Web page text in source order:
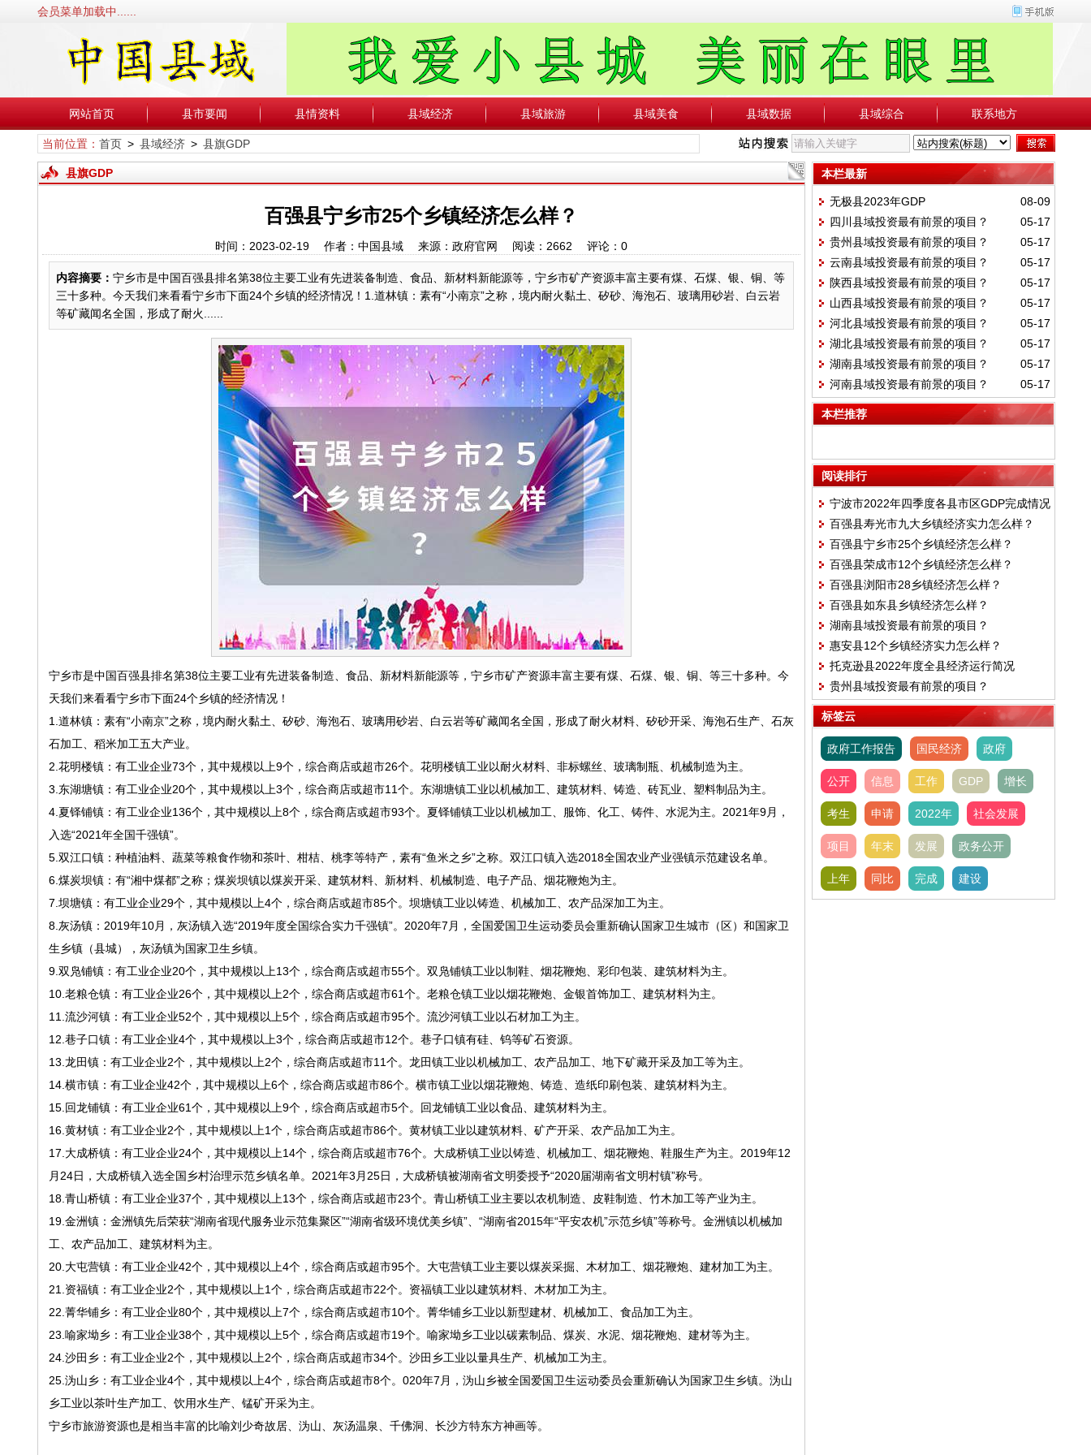
会员菜单加载中......
网站首页 县市要闻 县情资料 县域经济 县域旅游 县域美食 县域数据 县域综合 联系地方
当前位置： 首页> 县域经济> 县旗GDP
县旗GDP
百强县宁乡市25个乡镇经济怎么样？
时间：2023-02-19 作者：中国县域 来源：政府官网 阅读： 2662 评论： 0
内容摘要： 宁乡市是中国百强县排名第38位主要工业有先进装备制造、食品、新材料新能源等，宁乡市矿产资源丰富主要有煤、石煤、银、铜、等
三十多种。今天我们来看看宁乡市下面24个乡镇的经济情况！1.道林镇：素有“小南京”之称，境内耐火黏土、矽砂、海泡石、玻璃用砂岩、白云岩
等矿藏闻名全国，形成了耐火......
宁乡市是中国百强县排名第38位主要工业有先进装备制造、食品、新材料新能源等，宁乡市矿产资源丰富主要有煤、石煤、银、铜、等三十多种。今
天我们来看看宁乡市下面24个乡镇的经济情况！
1.道林镇：素有“小南京”之称，境内耐火黏土、矽砂、海泡石、玻璃用砂岩、白云岩等矿藏闻名全国，形成了耐火材料、矽砂开采、海泡石生产、石灰
石加工、稻米加工五大产业。
2.花明楼镇：有工业企业73个，其中规模以上9个，综合商店或超市26个。花明楼镇工业以耐火材料、非标螺丝、玻璃制瓶、机械制造为主。
3.东湖塘镇：有工业企业20个，其中规模以上3个，综合商店或超市11个。东湖塘镇工业以机械加工、建筑材料、铸造、砖瓦业、塑料制品为主。
4.夏铎铺镇：有工业企业136个，其中规模以上8个，综合商店或超市93个。夏铎铺镇工业以机械加工、服饰、化工、铸件、水泥为主。2021年9月，
入选“2021年全国千强镇”。
5.双江口镇：种植油料、蔬菜等粮食作物和茶叶、柑桔、桃李等特产，素有“鱼米之乡”之称。双江口镇入选2018全国农业产业强镇示范建设名单。
6.煤炭坝镇：有“湘中煤都”之称；煤炭坝镇以煤炭开采、建筑材料、新材料、机械制造、电子产品、烟花鞭炮为主。
7.坝塘镇：有工业企业29个，其中规模以上4个，综合商店或超市85个。坝塘镇工业以铸造、机械加工、农产品深加工为主。
8.灰汤镇：2019年10月，灰汤镇入选“2019年度全国综合实力千强镇”。2020年7月，全国爱国卫生运动委员会重新确认国家卫生城市（区）和国家卫
生乡镇（县城），灰汤镇为国家卫生乡镇。
9.双凫铺镇：有工业企业20个，其中规模以上13个，综合商店或超市55个。双凫铺镇工业以制鞋、烟花鞭炮、彩印包装、建筑材料为主。
10.老粮仓镇：有工业企业26个，其中规模以上2个，综合商店或超市61个。老粮仓镇工业以烟花鞭炮、金银首饰加工、建筑材料为主。
11.流沙河镇：有工业企业52个，其中规模以上5个，综合商店或超市95个。流沙河镇工业以石材加工为主。
12.巷子口镇：有工业企业4个，其中规模以上3个，综合商店或超市12个。巷子口镇有硅、钨等矿石资源。
13.龙田镇：有工业企业2个，其中规模以上2个，综合商店或超市11个。龙田镇工业以机械加工、农产品加工、地下矿藏开采及加工等为主。
14.横市镇：有工业企业42个，其中规模以上6个，综合商店或超市86个。横市镇工业以烟花鞭炮、铸造、造纸印刷包装、建筑材料为主。
15.回龙铺镇：有工业企业61个，其中规模以上9个，综合商店或超市5个。回龙铺镇工业以食品、建筑材料为主。
16.黄材镇：有工业企业2个，其中规模以上1个，综合商店或超市86个。黄材镇工业以建筑材料、矿产开采、农产品加工为主。
17.大成桥镇：有工业企业24个，其中规模以上14个，综合商店或超市76个。大成桥镇工业以铸造、机械加工、烟花鞭炮、鞋服生产为主。2019年12
月24日，大成桥镇入选全国乡村治理示范乡镇名单。2021年3月25日，大成桥镇被湖南省文明委授予“2020届湖南省文明村镇”称号。
18.青山桥镇：有工业企业37个，其中规模以上13个，综合商店或超市23个。青山桥镇工业主要以农机制造、皮鞋制造、竹木加工等产业为主。
19.金洲镇：金洲镇先后荣获“湖南省现代服务业示范集聚区”“湖南省级环境优美乡镇”、“湖南省2015年“平安农机”示范乡镇”等称号。金洲镇以机械加
工、农产品加工、建筑材料为主。
20.大屯营镇：有工业企业42个，其中规模以上4个，综合商店或超市95个。大屯营镇工业主要以煤炭采掘、木材加工、烟花鞭炮、建材加工为主。
21.资福镇：有工业企业2个，其中规模以上1个，综合商店或超市22个。资福镇工业以建筑材料、木材加工为主。
22.菁华铺乡：有工业企业80个，其中规模以上7个，综合商店或超市10个。菁华铺乡工业以新型建材、机械加工、食品加工为主。
23.喻家坳乡：有工业企业38个，其中规模以上5个，综合商店或超市19个。喻家坳乡工业以碳素制品、煤炭、水泥、烟花鞭炮、建材等为主。
24.沙田乡：有工业企业2个，其中规模以上2个，综合商店或超市34个。沙田乡工业以量具生产、机械加工为主。
25.沩山乡：有工业企业4个，其中规模以上4个，综合商店或超市8个。020年7月，沩山乡被全国爱国卫生运动委员会重新确认为国家卫生乡镇。沩山
乡工业以茶叶生产加工、饮用水生产、锰矿开采为主。
宁乡市旅游资源也是相当丰富的比喻刘少奇故居、沩山、灰汤温泉、千佛洞、长沙方特东方神画等。
本栏最新
08-09
无极县2023年GDP
05-17
四川县域投资最有前景的项目？
05-17
贵州县域投资最有前景的项目？
05-17
云南县域投资最有前景的项目？
05-17
陕西县域投资最有前景的项目？
05-17
山西县域投资最有前景的项目？
05-17
河北县域投资最有前景的项目？
05-17
湖北县域投资最有前景的项目？
05-17
湖南县域投资最有前景的项目？
05-17
河南县域投资最有前景的项目？
本栏推荐
阅读排行
宁波市2022年四季度各县市区GDP完成情况
百强县寿光市九大乡镇经济实力怎么样？
百强县宁乡市25个乡镇经济怎么样？
百强县荣成市12个乡镇经济怎么样？
百强县浏阳市28乡镇经济怎么样？
百强县如东县乡镇经济怎么样？
湖南县域投资最有前景的项目？
惠安县12个乡镇经济实力怎么样？
托克逊县2022年度全县经济运行简况
贵州县域投资最有前景的项目？
标签云
政府工作报告 国民经济 政府
公开 信息 工作 GDP 增长
考生 申请 2022年 社会发展
项目 年末 发展 政务公开
上年 同比 完成 建设